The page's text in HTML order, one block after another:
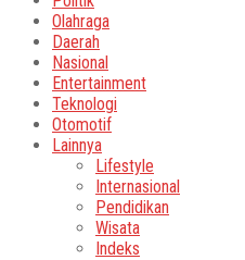
Olahraga
Daerah
Nasional
Entertainment
Teknologi
Otomotif
Lainnya
Lifestyle
Internasional
Pendidikan
Wisata
Indeks